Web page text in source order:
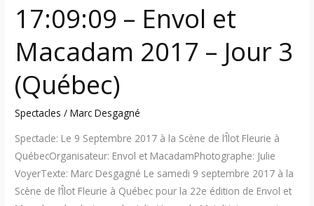
17:09:09 – Envol et
Macadam 2017 – Jour 3
(Québec)
Spectacles /Marc Desgagné
Spectacle: Le 9 Septembre 2017 à la Scène de l’Îlot Fleurie à
QuébecOrganisateur: Envol et MacadamPhotographe: Julie
VoyerTexte: Marc Desgagné Le samedi 9 septembre 2017 à la
Scène de l’Îlot Fleurie à Québec pour la 22e édition de Envol et